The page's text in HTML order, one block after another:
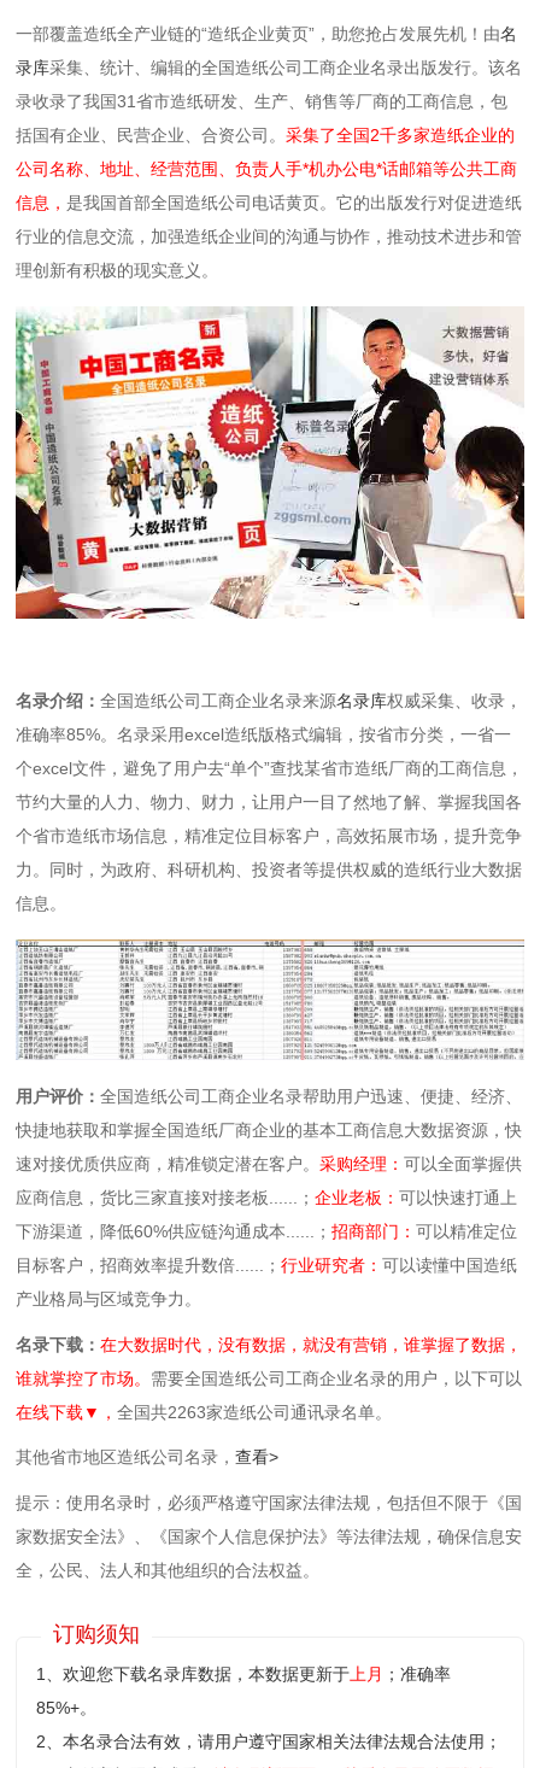
一部覆盖造纸全产业链的“造纸企业黄页”，助您抢占发展先机！由名
录库采集、统计、编辑的全国造纸公司工商企业名录出版发行。该名
录收录了我国31省市造纸研发、生产、销售等厂商的工商信息，包
括国有企业、民营企业、合资公司。采集了全国2千多家造纸企业的
公司名称、地址、经营范围、负责人手*机办公电*话邮箱等公共工商
信息，是我国首部全国造纸公司电话黄页。它的出版发行对促进造纸
行业的信息交流，加强造纸企业间的沟通与协作，推动技术进步和管
理创新有积极的现实意义。
名录介绍：全国造纸公司工商企业名录来源名录库权威采集、收录，
准确率85%。名录采用excel造纸版格式编辑，按省市分类，一省一
个excel文件，避免了用户去“单个”查找某省市造纸厂商的工商信息，
节约大量的人力、物力、财力，让用户一目了然地了解、掌握我国各
个省市造纸市场信息，精准定位目标客户，高效拓展市场，提升竞争
力。同时，为政府、科研机构、投资者等提供权威的造纸行业大数据
信息。
用户评价：全国造纸公司工商企业名录帮助用户迅速、便捷、经济、
快捷地获取和掌握全国造纸厂商企业的基本工商信息大数据资源，快
速对接优质供应商，精准锁定潜在客户。采购经理：可以全面掌握供
应商信息，货比三家直接对接老板......；企业老板：可以快速打通上
下游渠道，降低60%供应链沟通成本......；招商部门：可以精准定位
目标客户，招商效率提升数倍......；行业研究者：可以读懂中国造纸
产业格局与区域竞争力。
名录下载：在大数据时代，没有数据，就没有营销，谁掌握了数据，
谁就掌控了市场。 需要全国造纸公司工商企业名录的用户，以下可以
在线下载▼，全国共2263家造纸公司通讯录名单。
其他省市地区造纸公司名录，查看>
提示：使用名录时，必须严格遵守国家法律法规，包括但不限于《国
家数据安全法》、《国家个人信息保护法》等‌法律法规，确保信息安
全，公民、法人和其他组织的合法权益。
订购须知
1、欢迎您下载名录库数据，本数据更新于上月 ；准确率
85%+。
2、本名录合法有效，请用户遵守国家相关法律法规合法使用；